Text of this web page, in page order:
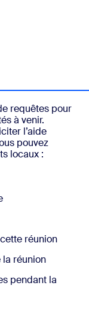
requêtes pour
à venir.
l’aide
pouvez
locaux :
réunion
réunion
pendant la